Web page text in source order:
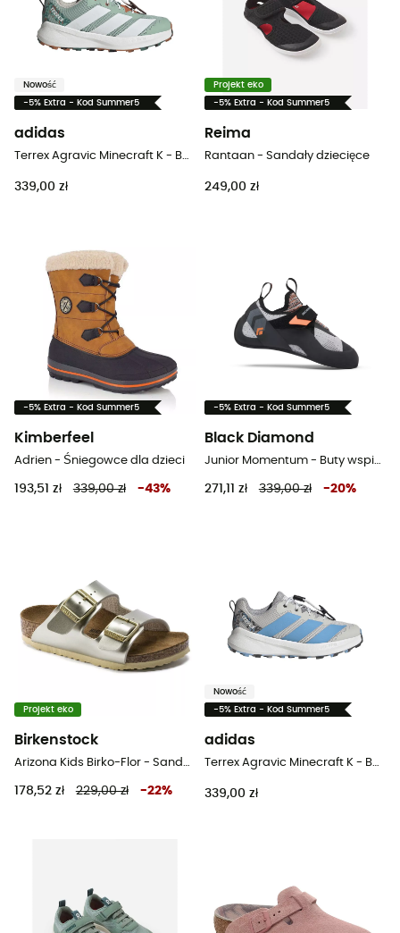
Nowość
-5% Extra - Kod Summer5
adidas
339,00 zł
Projekt eko
-5% Extra - Kod Summer5
Reima
Rantaan - Sandały dziecięce
249,00 zł
-5% Extra - Kod Summer5
Kimberfeel
Adrien - Śniegowce dla dzieci
193,51 zł 339,00 zł -43%
-5% Extra - Kod Summer5
Black Diamond
271,11 zł 339,00 zł -20%
Projekt eko
Birkenstock
178,52 zł 229,00 zł -22%
Nowość
-5% Extra - Kod Summer5
adidas
339,00 zł